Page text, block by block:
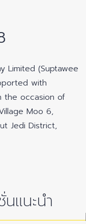
Limited (Suptawee
with
the occasion of
Moo 6,
Jedi District,
นแนะนำ